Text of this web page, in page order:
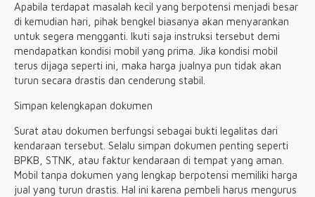
Apabila terdapat masalah kecil yang berpotensi menjadi besar
di kemudian hari, pihak bengkel biasanya akan menyarankan
untuk segera mengganti. Ikuti saja instruksi tersebut demi
mendapatkan kondisi mobil yang prima. Jika kondisi mobil
terus dijaga seperti ini, maka harga jualnya pun tidak akan
turun secara drastis dan cenderung stabil.
Simpan kelengkapan dokumen
Surat atau dokumen berfungsi sebagai bukti legalitas dari
kendaraan tersebut. Selalu simpan dokumen penting seperti
BPKB, STNK, atau faktur kendaraan di tempat yang aman.
Mobil tanpa dokumen yang lengkap berpotensi memiliki harga
jual yang turun drastis. Hal ini karena pembeli harus mengurus